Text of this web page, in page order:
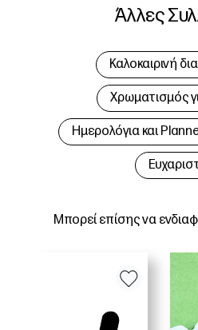
Μπορεί επίσης να
Άλλες
Καλοκαιρινή
Χρωματισμός
Hμερολόγια και